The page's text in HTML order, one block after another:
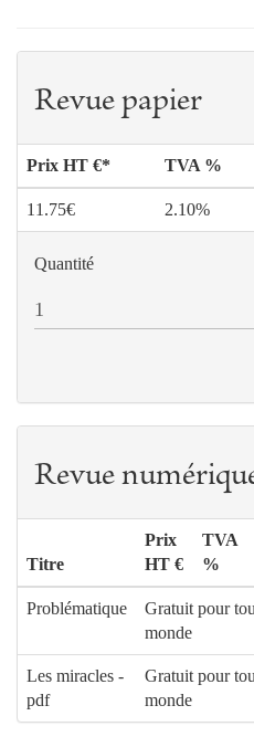
Revue papier
Prix HT €* TVA %
11.75€ 2.10%
Quantité
Revue
Titre
Prix
HT €
TVA
%
Problématique
Gratuit pour
monde
Les miracles -
pdf
Gratuit pour
monde